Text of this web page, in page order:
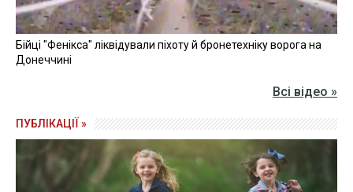
Бійці "Фенікса" ліквідували піхоту й бронетехніку ворога на
Донеччині
Всі відео »
ПУБЛІКАЦІЇ »